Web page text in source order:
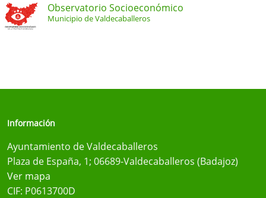
Observatorio Socioeconómico
Municipio de Valdecaballeros
Información
Ayuntamiento de Valdecaballeros
Plaza de España, 1; 06689-Valdecaballeros (Badajoz)
Ver mapa
CIF: P0613700D